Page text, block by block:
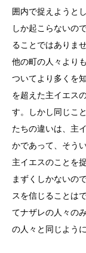
囲内で捉えようと
しか起こらないの
ることではありま
他の町の人々より
ついてより多くを
を超えた主イエス
す。しかし同じこ
たちの違いは、主
かであって、そう
主イエスのことを
まずくしかないの
スを信じることは
てナザレの人々の
の人々と同じよう